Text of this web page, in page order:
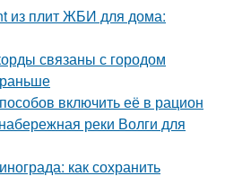
из плит ЖБИ для дома:
связаны с городом
включить её в рацион
реки Волги для
как сохранить